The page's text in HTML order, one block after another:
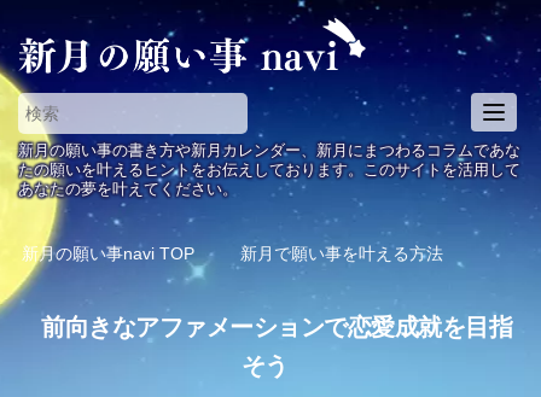
T
o
g
g
e
v
新月の願い事の書き方や新月カレンダー、新月にまつわるコラムであな
たの願いを叶えるヒントをお伝えしております。このサイトを活用して
あなたの夢を叶えてください。
新月の願い事navi TOP 新月で願い事を叶える方法
前向きなアファメーションで恋愛成就を目指
そう